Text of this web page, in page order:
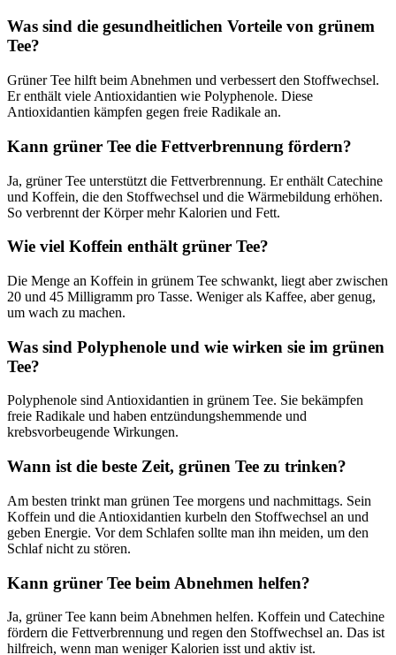
Was sind die gesundheitlichen Vorteile von grünem
Tee?
Grüner Tee hilft beim Abnehmen und verbessert den Stoffwechsel.
Er enthält viele Antioxidantien wie Polyphenole. Diese
Antioxidantien kämpfen gegen freie Radikale an.
Kann grüner Tee die Fettverbrennung fördern?
Ja, grüner Tee unterstützt die Fettverbrennung. Er enthält Catechine
und Koffein, die den Stoffwechsel und die Wärmebildung erhöhen.
So verbrennt der Körper mehr Kalorien und Fett.
Wie viel Koffein enthält grüner Tee?
Die Menge an Koffein in grünem Tee schwankt, liegt aber zwischen
20 und 45 Milligramm pro Tasse. Weniger als Kaffee, aber genug,
um wach zu machen.
Was sind Polyphenole und wie wirken sie im grünen
Tee?
Polyphenole sind Antioxidantien in grünem Tee. Sie bekämpfen
freie Radikale und haben entzündungshemmende und
krebsvorbeugende Wirkungen.
Wann ist die beste Zeit, grünen Tee zu trinken?
Am besten trinkt man grünen Tee morgens und nachmittags. Sein
Koffein und die Antioxidantien kurbeln den Stoffwechsel an und
geben Energie. Vor dem Schlafen sollte man ihn meiden, um den
Schlaf nicht zu stören.
Kann grüner Tee beim Abnehmen helfen?
Ja, grüner Tee kann beim Abnehmen helfen. Koffein und Catechine
fördern die Fettverbrennung und regen den Stoffwechsel an. Das ist
hilfreich, wenn man weniger Kalorien isst und aktiv ist.